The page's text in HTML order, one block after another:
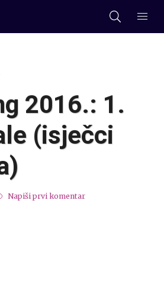
2016.: 1.
(isječci
Napiši prvi komentar